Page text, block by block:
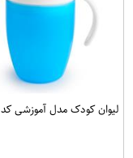
لیوان کودک مدل آموزشی کد 360